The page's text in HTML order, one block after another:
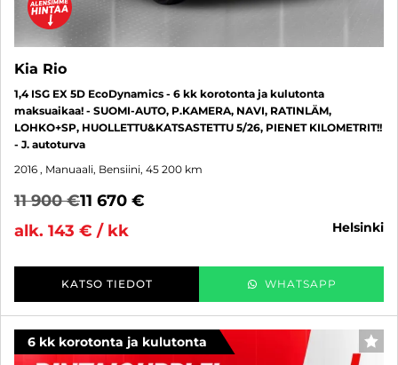
Kia Rio
1,4 ISG EX 5D EcoDynamics - 6 kk korotonta ja kulutonta
maksuaikaa! - SUOMI-AUTO, P.KAMERA, NAVI, RATINLÄM,
LOHKO+SP, HUOLLETTU&KATSASTETTU 5/26, PIENET KILOMETRIT!!
- J. autoturva
2016 , Manuaali, Bensiini, 45 200 km
11 900 €11 670 €
alk. 143 € / kk
helsinki
KATSO TIEDOT WHATSAPP
6 kk korotonta ja kulutonta